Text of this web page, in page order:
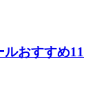
おすすめ11